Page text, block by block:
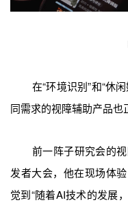
在“环境识别”和“休
同需求的视障辅助产品也
前一阵子研究会的
发者大会，他在现场体
觉到“随着AI技术的发展